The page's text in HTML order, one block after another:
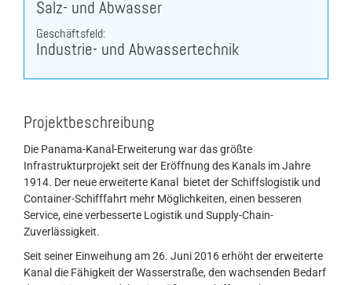
Salz- und Abwasser
Geschäftsfeld:
Industrie- und Abwassertechnik
Projektbeschreibung
Die Panama-Kanal-Erweiterung war das größte
Infrastrukturprojekt seit der Eröffnung des Kanals im Jahre
1914. Der neue erweiterte Kanal bietet der Schiffslogistik und
Container-Schifffahrt mehr Möglichkeiten, einen besseren
Service, eine verbesserte Logistik und Supply-Chain-
Zuverlässigkeit.
Seit seiner Einweihung am 26. Juni 2016 erhöht der erweiterte
Kanal die Fähigkeit der Wasserstraße, den wachsenden Bedarf